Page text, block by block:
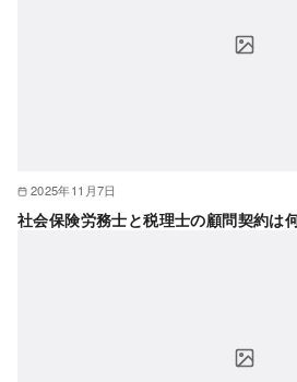
2025年11月7日
社会保険労務士と税理士の顧問契約は